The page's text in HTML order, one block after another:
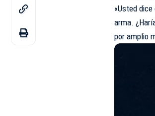
«Usted
arma.
por amplio